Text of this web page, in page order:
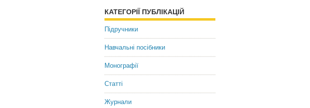
Chornyy Vladislav Michaylovich
КАТЕГОРІЇ ПУБЛІКАЦІЙ
Підручники
Навчальні посібники
Монографії
Статті
Журнали